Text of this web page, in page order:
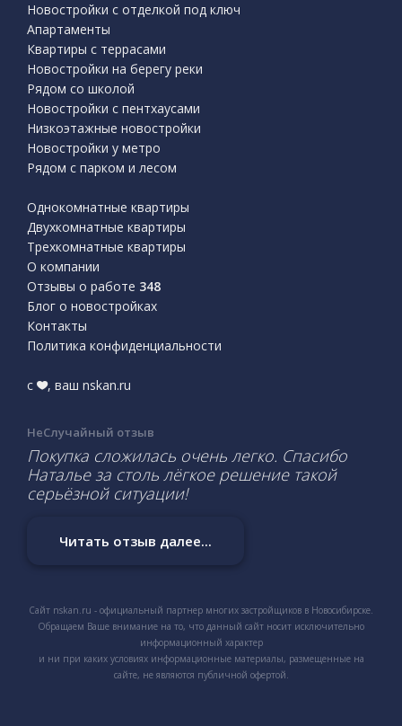
Новостройки с отделкой под ключ
Апартаменты
Квартиры с террасами
Новостройки на берегу реки
Рядом со школой
Новостройки с пентхаусами
Низкоэтажные новостройки
Новостройки у метро
Рядом с парком и лесом
Однокомнатные квартиры
Двухкомнатные квартиры
Трехкомнатные квартиры
О компании
Отзывы о работе 348
Блог о новостройках
Контакты
Политика конфиденциальности
с , ваш nskan.ru
НеСлучайный отзыв
Покупка сложилась очень легко. Спасибо
Наталье за столь лёгкое решение такой
серьёзной ситуации!
Читать отзыв далее...
Сайт nskan.ru - официальный партнер многих застройщиков в Новосибирске.
Обращаем Ваше внимание на то, что данный сайт носит исключительно
информационный характер
и ни при каких условиях информационные материалы, размещенные на
сайте, не являются публичной офертой.